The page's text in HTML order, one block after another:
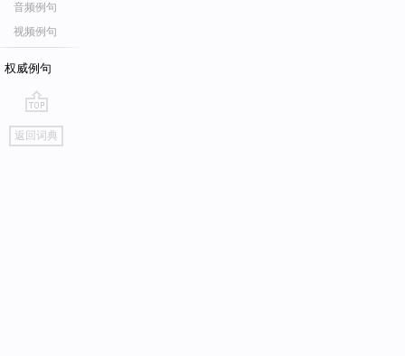
音频例句
视频例句
权威例句
go
top
返回词典